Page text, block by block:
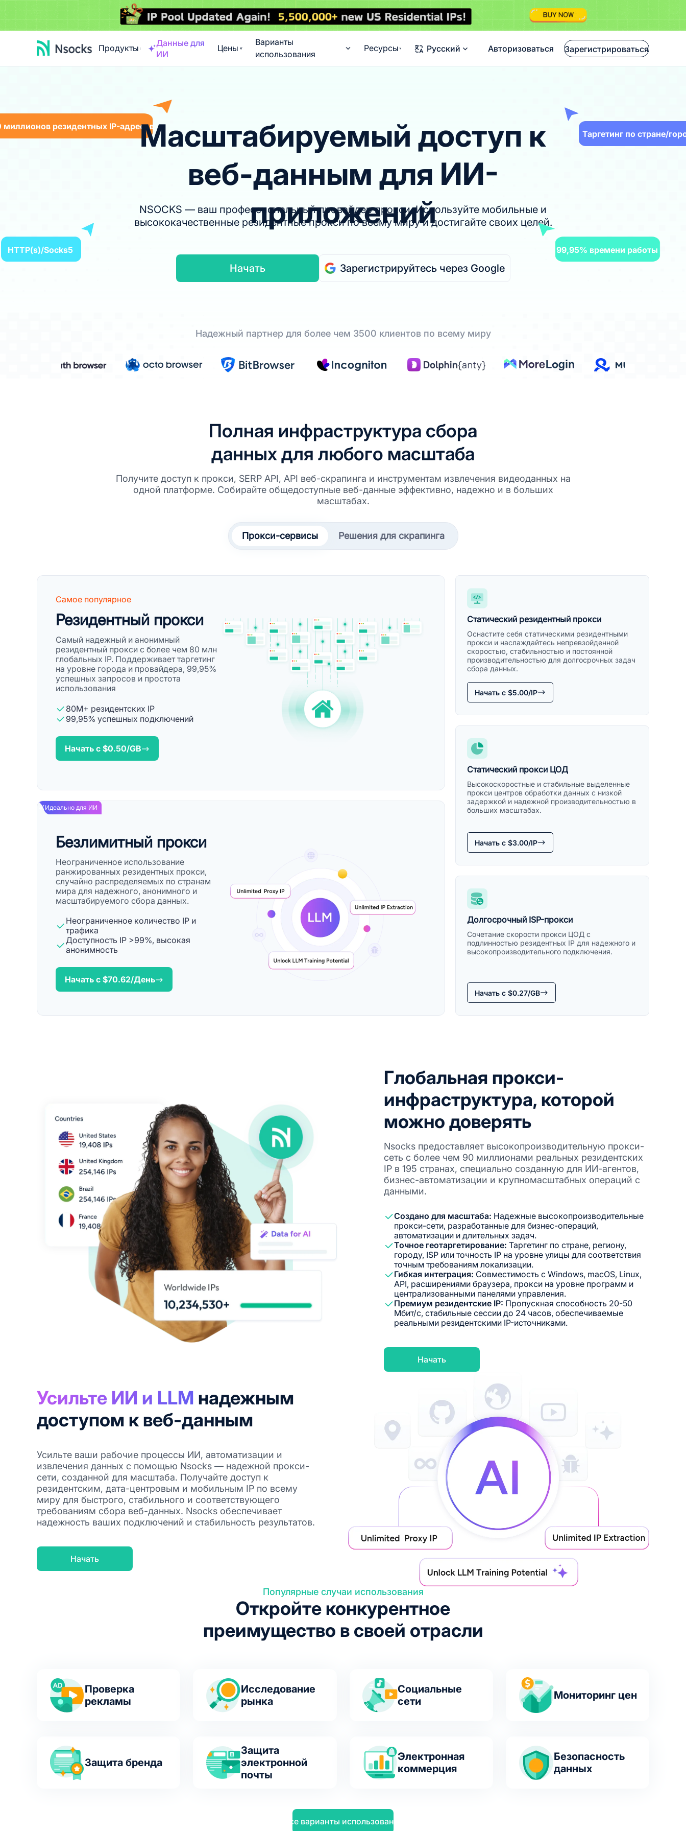
Продукты
Данные для
ИИ
Цены
Варианты
использования
Ресурсы Русский Авторизоваться Зарегистрироваться
миллионов резидентных IP-адресовМасштабируемый доступ к
веб-данным для ИИ-
приложений
NSOCKS — ваш профессиональный провайдер прокси. Используйте мобильные и
высококачественные резидентные прокси по всему миру и достигайте своих целей.
Таргетинг по стране/
HTTP(s)/Socks5 99,95% времени работы
Начать Зарегистрируйтесь через Google
Надежный партнер для более чем 3500 клиентов по всему миру
Полная инфраструктура сбора
данных для любого масштаба
Получите доступ к прокси, SERP API, API веб-скрапинга и инструментам извлечения видеоданных на
одной платформе. Собирайте общедоступные веб-данные эффективно, надежно и в больших
масштабах.
Прокси-сервисы Решения для скрапинга
Самое популярное
Резидентный прокси
Самый надежный и анонимный
резидентный прокси с более чем 80 млн
глобальных IP. Поддерживает таргетинг
на уровне города и провайдера, 99,95%
успешных запросов и простота
использования
80M+ резидентских IP
99,95% успешных подключений
Начать с $0.50/GB
Идеально для ИИ
Безлимитный прокси
Неограниченное использование
ранжированных резидентных прокси,
случайно распределяемых по странам
мира для надежного, анонимного и
масштабируемого сбора данных.
Неограниченное количество IP и
трафика
Доступность IP >99%, высокая
анонимность
Начать с $70.62/День
Статический резидентный прокси
Оснастите себя статическими резидентными
прокси и наслаждайтесь непревзойденной
скоростью, стабильностью и постоянной
производительностью для долгосрочных задач
сбора данных.
Начать с $5.00/IP
Статический прокси ЦОД
Высокоскоростные и стабильные выделенные
прокси центров обработки данных с низкой
задержкой и надежной производительностью в
больших масштабах.
Начать с $3.00/IP
Долгосрочный ISP-прокси
Сочетание скорости прокси ЦОД с
подлинностью резидентных IP для надежного и
высокопроизводительного подключения.
Начать с $0.27/GB
Глобальная прокси-
инфраструктура, которой
можно доверять
Nsocks предоставляет высокопроизводительную прокси-
сеть с более чем 90 миллионами реальных резидентских
IP в 195 странах, специально созданную для ИИ-агентов,
бизнес-автоматизации и крупномасштабных операций с
данными.
Создано для масштаба: Надежные высокопроизводительные
прокси-сети, разработанные для бизнес-операций,
автоматизации и длительных задач.
Точное геотаргетирование: Таргетинг по стране, региону,
городу, ISP или точность IP на уровне улицы для соответствия
точным требованиям локализации.
Гибкая интеграция: Совместимость с Windows, macOS, Linux,
API, расширениями браузера, прокси на уровне программ и
централизованными панелями управления.
Премиум резидентские IP: Пропускная способность 20-50
Мбит/с, стабильные сессии до 24 часов, обеспечиваемые
реальными резидентскими IP-источниками.
Начать
Усильте ИИ и LLM надежным
доступом к веб-данным
Усильте ваши рабочие процессы ИИ, автоматизации и
извлечения данных с помощью Nsocks — надежной прокси-
сети, созданной для масштаба. Получайте доступ к
резидентским, дата-центровым и мобильным IP по всему
миру для быстрого, стабильного и соответствующего
требованиям сбора веб-данных. Nsocks обеспечивает
надежность ваших подключений и стабильность результатов.
Начать
Популярные случаи использования
Откройте конкурентное
преимущество в своей отрасли
Проверка
рекламы
Исследование
рынка
Социальные
сети
Мониторинг цен
Защита бренда
Защита
электронной
почты
Электронная
коммерция
Безопасность
данных
Все варианты использования